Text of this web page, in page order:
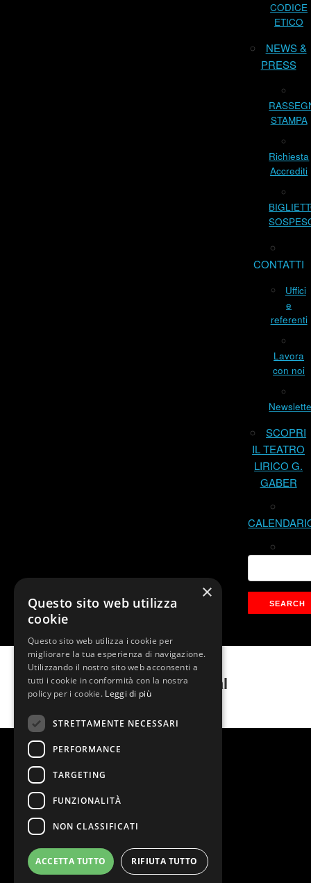
CODICE
ETICO
NEWS &
PRESS
STAMPA
Richiesta
Accrediti
CONTATTI
Uffici
e
referenti
Lavora
con noi
SCOPRI
IL TEATRO
LIRICO G.
GABER
Cinderella Il Musical
@2026 Teatro Nazionale
×
Questo sito web utilizza
cookie
Questo sito web utilizza i cookie per
migliorare la tua esperienza di navigazione.
Utilizzando il nostro sito web acconsenti a
tutti i cookie in conformità con la nostra
policy per i cookie. Leggi di più
STRETTAMENTE NECESSARI
PERFORMANCE
TARGETING
FUNZIONALITÀ
NON CLASSIFICATI
ACCETTA TUTTO RIFIUTA TUTTO